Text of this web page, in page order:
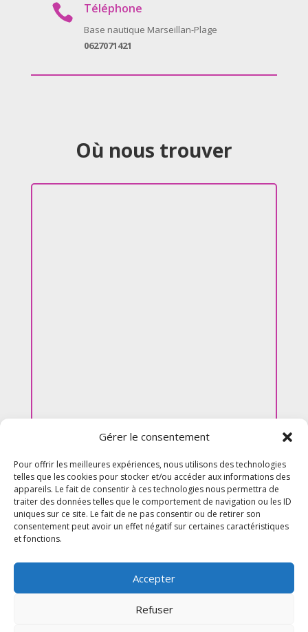
Gérer le consentement
Pour offrir les meilleures expériences, nous utilisons des technologies
telles que les cookies pour stocker et/ou accéder aux informations des
appareils. Le fait de consentir à ces technologies nous permettra de
traiter des données telles que le comportement de navigation ou les ID
uniques sur ce site. Le fait de ne pas consentir ou de retirer son
consentement peut avoir un effet négatif sur certaines caractéristiques
et fonctions.
Accepter
Refuser
 Téléphone
Base nautique Marseillan-Plage
0627071421
Où nous trouver